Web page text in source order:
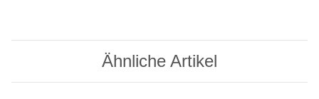
Ähnliche Artikel